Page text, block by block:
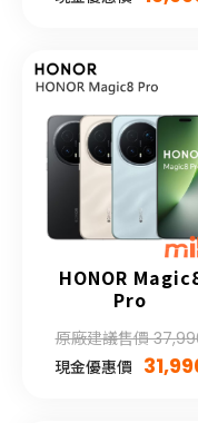
HONOR
Pro
原廠建議售價
現金優惠價